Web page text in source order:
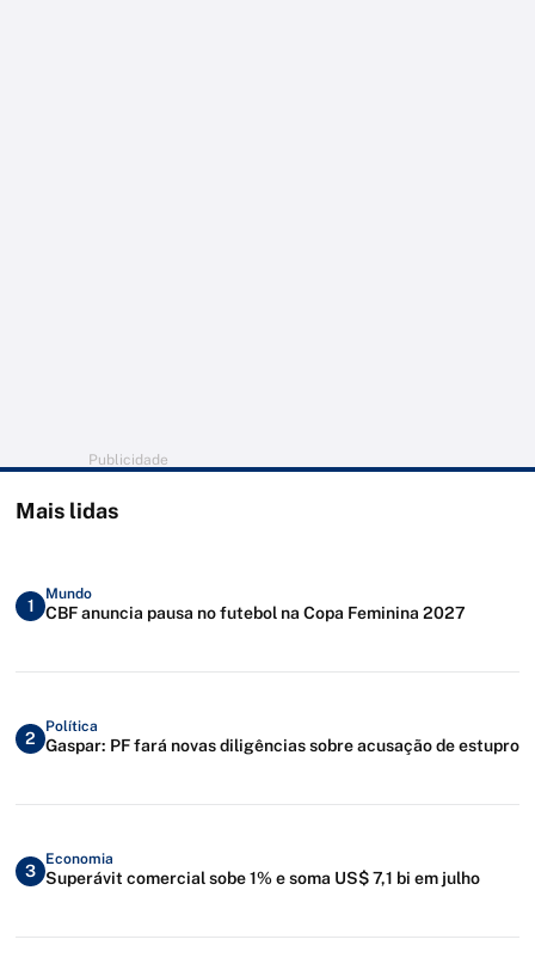
Publicidade
Mais lidas
1
Mundo
CBF anuncia pausa no futebol na Copa Feminina 2027
2
Política
Gaspar: PF fará novas diligências sobre acusação de estupro
3
Economia
Superávit comercial sobe 1% e soma US$ 7,1 bi em julho